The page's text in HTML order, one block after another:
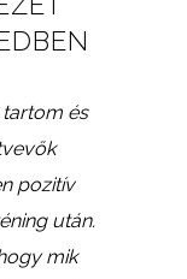
és
pozitív
után.
mik